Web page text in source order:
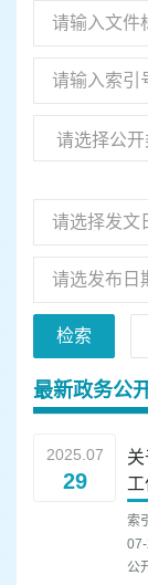
检索
最新政务公
2025.07
29
索
公